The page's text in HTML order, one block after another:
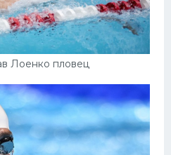
Лоенко пловец